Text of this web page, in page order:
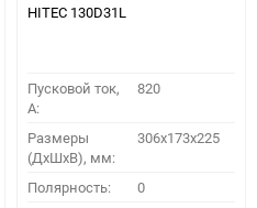
HITEC 130D31L
Пусковой ток,
A:
820
Размеры
(ДхШхВ), мм:
306x173x225
Полярность: 0